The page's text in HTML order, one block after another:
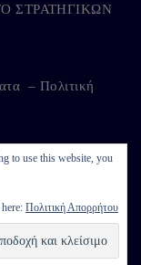
to use this website, you
Πολιτική Απορρήτου
ΣΤΡΑΤΗΓΙΚΩΝ
– Πολιτική